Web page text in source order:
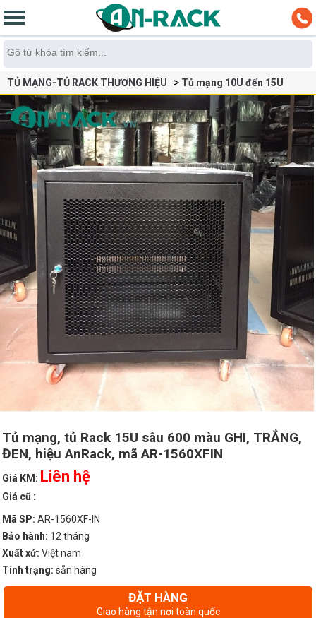
TỦ MẠNG-TỦ RACK THƯƠNG HIỆU Tủ mạng 10U đến 15U
Tủ mạng, tủ Rack 15U sâu 600 màu GHI, TRẮNG,
ĐEN, hiệu AnRack, mã AR-1560XFIN
Giá KM: Liên hệ
Giá cũ :
Mã SP: AR-1560XF-IN
Bảo hành: 12 tháng
Xuất xứ: Việt nam
Tình trạng: sẵn hàng
ĐẶT HÀNG
Giao hàng tận nơi toàn quốc